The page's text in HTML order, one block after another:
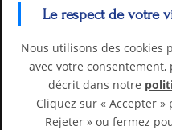
Le respect de votre
Nous utilisons des cookies
avec votre
décrit dans notre
Cliquez sur « Accepter
Rejeter » ou fermez